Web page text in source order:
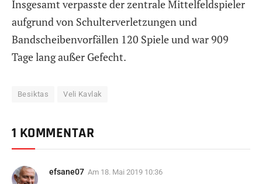
Insgesamt verpasste der zentrale Mittelfeldspieler
aufgrund von Schulterverletzungen und
Bandscheibenvorfällen 120 Spiele und war 909
Tage lang außer Gefecht.
Besiktas Veli Kavlak
1 KOMMENTAR
efsane07 Am 18. Mai 2019 10:36